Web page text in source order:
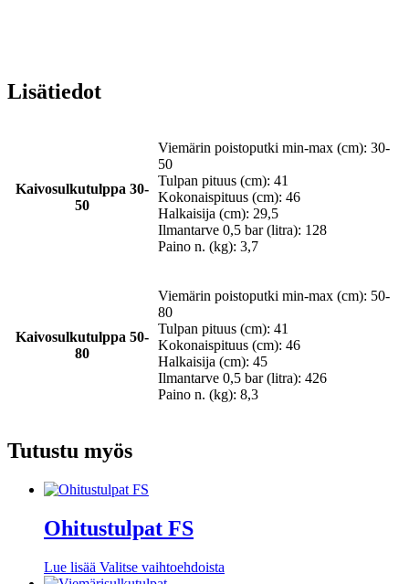
Lisätiedot
Kaivosulkutulppa 30-
50
Viemärin poistoputki min-max (cm): 30-
50
Tulpan pituus (cm): 41
Kokonaispituus (cm): 46
Halkaisija (cm): 29,5
Ilmantarve 0,5 bar (litra): 128
Paino n. (kg): 3,7
Kaivosulkutulppa 50-
80
Viemärin poistoputki min-max (cm): 50-
80
Tulpan pituus (cm): 41
Kokonaispituus (cm): 46
Halkaisija (cm): 45
Ilmantarve 0,5 bar (litra): 426
Paino n. (kg): 8,3
Tutustu myös
Ohitustulpat FS
Lue lisää Valitse vaihtoehdoista